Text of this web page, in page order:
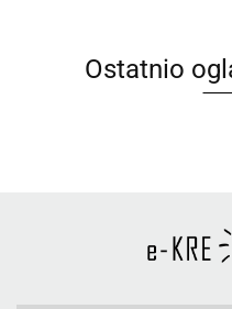
Ostatnio